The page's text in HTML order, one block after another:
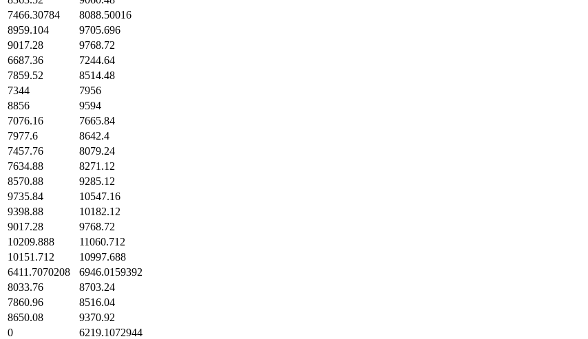
7466.30784
8088.50016
8959.104
9705.696
9017.28
9768.72
6687.36
7244.64
7859.52
8514.48
7344
7956
8856
9594
7076.16
7665.84
7977.6
8642.4
7457.76
8079.24
7634.88
8271.12
8570.88
9285.12
9735.84
10547.16
9398.88
10182.12
9017.28
9768.72
10209.888
11060.712
10151.712
10997.688
6411.7070208
6946.0159392
8033.76
8703.24
7860.96
8516.04
8650.08
9370.92
0 6219.1072944